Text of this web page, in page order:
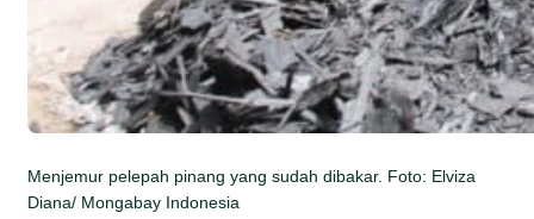
Menjemur pelepah pinang yang sudah dibakar. Foto: Elviza
Diana/ Mongabay Indonesia